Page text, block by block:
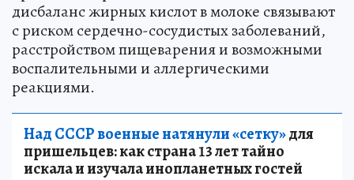
дисбаланс жирных кислот в молоке связывают
с риском сердечно-сосудистых заболеваний,
расстройством пищеварения и возможными
воспалительными и аллергическими
реакциями.
Над СССР военные натянули «сетку»для
пришельцев: как страна 13 лет тайно
искала и изучала инопланетных гостей